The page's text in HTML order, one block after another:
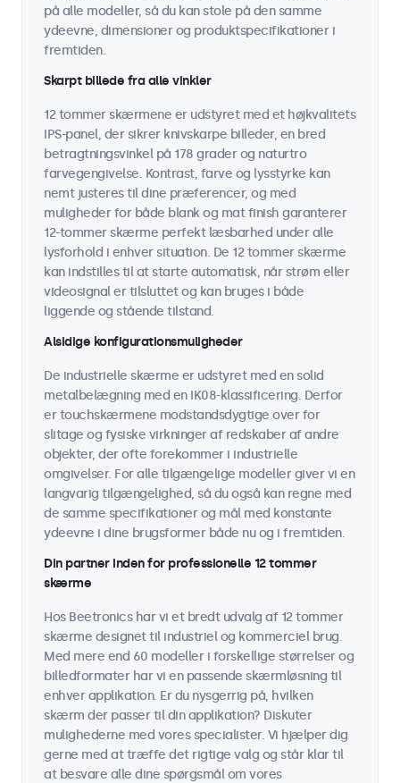
på alle modeller, så du kan stole på den samme
ydeevne, dimensioner og produktspecifikationer i
fremtiden.
Skarpt billede fra alle vinkler
12 tommer skærmene er udstyret med et højkvalitets
IPS-panel, der sikrer knivskarpe billeder, en bred
betragtningsvinkel på 178 grader og naturtro
farvegengivelse. Kontrast, farve og lysstyrke kan
nemt justeres til dine præferencer, og med
muligheder for både blank og mat finish garanterer
12-tommer skærme perfekt læsbarhed under alle
lysforhold i enhver situation. De 12 tommer skærme
kan indstilles til at starte automatisk, når strøm eller
videosignal er tilsluttet og kan bruges i både
liggende og stående tilstand.
Alsidige konfigurationsmuligheder
De industrielle skærme er udstyret med en solid
metalbelægning med en IK08-klassificering. Derfor
er touchskærmene modstandsdygtige over for
slitage og fysiske virkninger af redskaber af andre
objekter, der ofte forekommer i industrielle
omgivelser. For alle tilgængelige modeller giver vi en
langvarig tilgængelighed, så du også kan regne med
de samme specifikationer og mål med konstante
ydeevne i dine brugsformer både nu og i fremtiden.
Din partner inden for professionelle 12 tommer
skærme
Hos Beetronics har vi et bredt udvalg af 12 tommer
skærme designet til industriel og kommerciel brug.
Med mere end 60 modeller i forskellige størrelser og
billedformater har vi en passende skærmløsning til
enhver applikation. Er du nysgerrig på, hvilken
skærm der passer til din applikation? Diskuter
mulighederne med vores specialister. Vi hjælper dig
gerne med at træffe det rigtige valg og står klar til
at besvare alle dine spørgsmål om vores